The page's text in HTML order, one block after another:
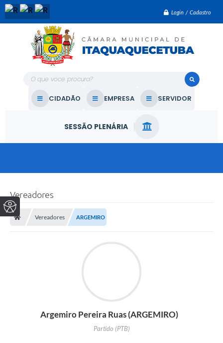
Login / Cadastro
O que voce procura?
CIDADÃO EMPRESA SERVIDOR
SESSÃO PLENÁRIA
Vereadores
Vereadores ARGEMIRO
Argemiro Pereira Ruas (ARGEMIRO)
Partido (PTB)